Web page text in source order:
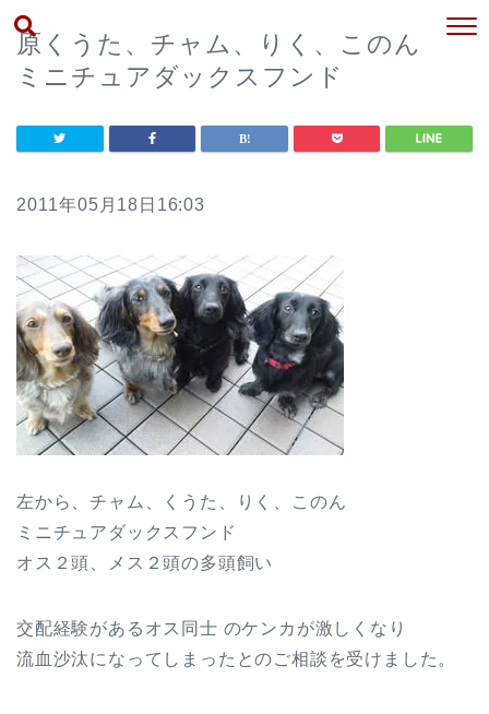
原くうた、チャム、りく、このん
ミニチュアダックスフンド
2011年05月18日16:03
左から、チャム、くうた、りく、このん
ミニチュアダックスフンド
オス２頭、メス２頭の多頭飼い
交配経験があるオス同士 のケンカが激しくなり
流血沙汰になってしまったとのご相談を受けました。